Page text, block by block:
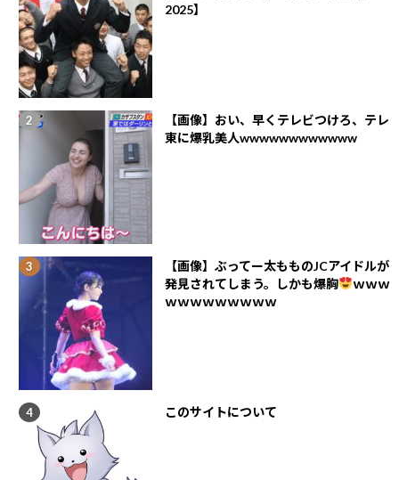
2025】
【画像】おい、早くテレビつけろ、テレ
東に爆乳美人wwwwwwwwwwww
【画像】ぶってー太もものJCアイドルが
発見されてしまう。しかも爆胸
ｗｗｗ
ｗｗｗｗｗｗｗｗｗ
このサイトについて